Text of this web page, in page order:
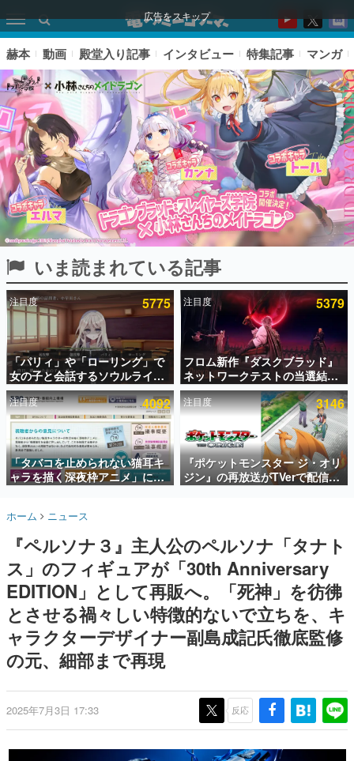
広告をスキップ
ピックアップ
電ファミのいま読まれている記事ランキング
アプリセール情報
インタビュー
連載・特集一覧
殿堂入り記事
SNS拡散数が数千以上！ ページビュー数万以上！ などな
ど。多くの人々に読まれた、電ファミ渾身の“殿堂入り”記
事をまとめました。
名作ゲームクリエイターの方々に製作時のエピソードをお
きます。
赫本
この物語を解いてはいけない。『赫本』は、〈試験問題〉
の形をした短編ホラー小説集です。
新世代に訊く
これからのデジタルゲーム市場を担う若きクリエイター達
の姿を追い、彼らのルーツと情熱を探っていきます。
ゲーム世代の作家たち
ゲームに多大な影響を受けた作家さんに取材し、ゲームが
日本のコンテンツ産業やカルチャーに与えた影響を探る企
画です。
赫本 動画 殿堂入り記事 インタビュー 特集記事 マンガ
いま読まれている記事
注目度 5775
「パリィ」や「ローリング」で
女の子と会話するソウルライク
恋愛ゲーム『小早川さんはソウ
ルライク』無料公開。返事に失
敗すると「YOU DIED」
注目度 5379
フロム新作『ダスクブラッド』
ネットワークテストの当選結果
が8月7日22時に発表。応募サイ
トのマイページから確認可能、
テスト実施は8月21日～24日
注目度 4092
「タバコを止められない猫耳キ
ャラを描く深夜枠アニメ」に視
聴者の一部から批判意見。違法
て、BPOが議論を交わす
注目度 3146
『ポケットモンスター ジ・オリ
ジン』の再放送がTVerで配信
中！レッド（CV：竹内順子）が
ホーム ニュース
『ペルソナ３』主人公のペルソナ「タナト
ス」のフィギュアが「30th Anniversary
EDITION」として再販へ。「死神」を彷彿
とさせる禍々しい特徴的ないで立ちを、キ
ャラクターデザイナー副島成記氏徹底監修
の元、細部まで再現
2025年7月3日 17:33 反応